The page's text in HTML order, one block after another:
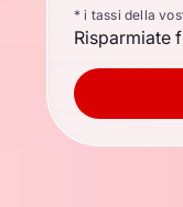
* i tassi della
Risparmiate